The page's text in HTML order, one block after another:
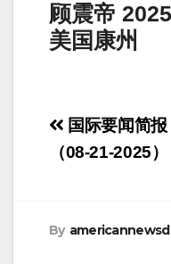
顾震帝
美国康州
Post
国际要闻简报
（08-21-2025）
By